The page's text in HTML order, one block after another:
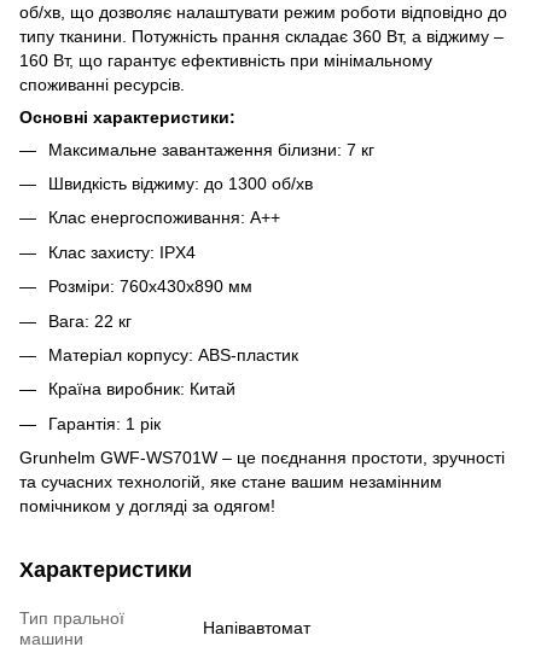
об/хв, що дозволяє налаштувати режим роботи відповідно до
типу тканини. Потужність прання складає 360 Вт, а віджиму –
160 Вт, що гарантує ефективність при мінімальному
споживанні ресурсів.
Основні характеристики:
Максимальне завантаження білизни: 7 кг
Швидкість віджиму: до 1300 об/хв
Клас енергоспоживання: А++
Клас захисту: IPX4
Розміри: 760х430х890 мм
Вага: 22 кг
Матеріал корпусу: ABS-пластик
Країна виробник: Китай
Гарантія: 1 рік
Grunhelm GWF-WS701W – це поєднання простоти, зручності
та сучасних технологій, яке стане вашим незамінним
помічником у догляді за одягом!
Характеристики
Тип пральної
машини
Напівавтомат